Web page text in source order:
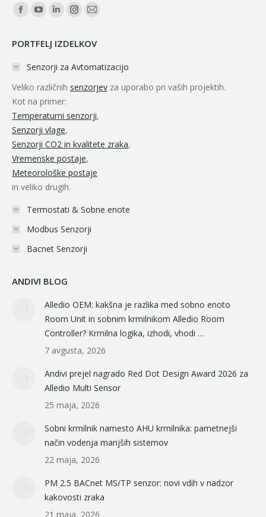
Find us on:
Facebook
opens
window
YouTube
opens
window
Linkedin
opens
in
window
Instagram
opens
in
window
Mail
opens
window
PORTFELJ IZDELKOV
Senzorji za Avtomatizacijo
Veliko različnih senzorjev za uporabo pri vaših projektih.
Kot na primer:
Temperaturni senzorji,
Senzorji vlage,
Senzorji CO2 in kvalitete zraka,
Vremenske postaje,
Meteorološke postaje
in veliko drugih.
Termostati & Sobne enote
Modbus Senzorji
Bacnet Senzorji
ANDIVI BLOG
Alledio OEM: kakšna je razlika med sobno enoto
Room Unit in sobnim krmilnikom Alledio Room
Controller? Krmilna logika, izhodi, vhodi …
7 avgusta, 2026
Andivi prejel nagrado Red Dot Design Award 2026 za
Alledio Multi Sensor
25 maja, 2026
Sobni krmilnik namesto AHU krmilnika: pametnejši
način vodenja manjših sistemov
22 maja, 2026
PM 2.5 BACnet MS/TP senzor: novi vdih v nadzor
kakovosti zraka
21 maja, 2026